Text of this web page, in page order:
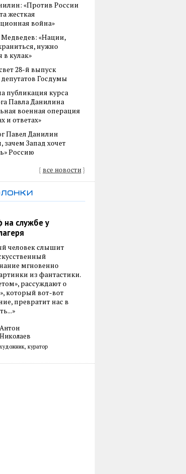
«Против России
жесткая
война»
«Нации,
нужно
в кулак»
28-й выпуск
Госдумы
публикация курса
Павла Данилина
военная операция
и ответах»
Павел Данилин
зачем Запад хочет
Россию
{ все новости}
на службе у
человек слышит
мгновенно
из фантастики.
рассуждают о
который вот-вот
превратит нас в
Антон
Николаев
художник, куратор